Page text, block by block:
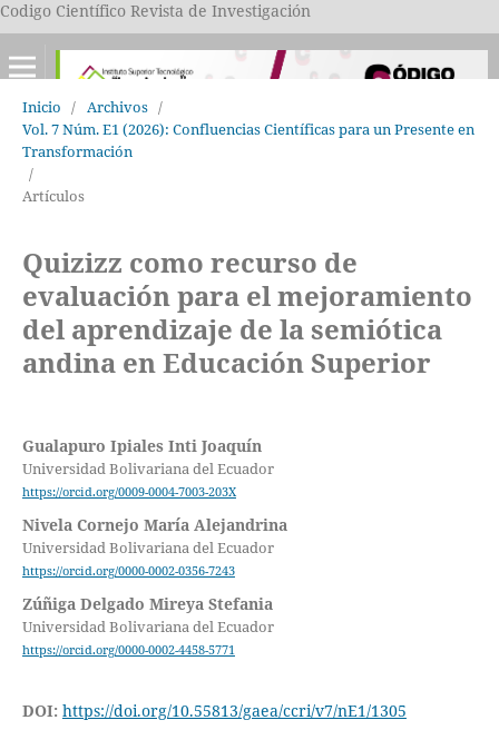
Codigo Científico Revista de Investigación
Inicio / Archivos /
Vol. 7 Núm. E1 (2026): Confluencias Científicas para un Presente en
Transformación
/
Artículos
Quizizz como recurso de
evaluación para el mejoramiento
del aprendizaje de la semiótica
andina en Educación Superior
Gualapuro Ipiales Inti Joaquín
Universidad Bolivariana del Ecuador
https://orcid.org/0009-0004-7003-203X
Nivela Cornejo María Alejandrina
Universidad Bolivariana del Ecuador
https://orcid.org/0000-0002-0356-7243
Zúñiga Delgado Mireya Stefania
Universidad Bolivariana del Ecuador
https://orcid.org/0000-0002-4458-5771
DOI: https://doi.org/10.55813/gaea/ccri/v7/nE1/1305